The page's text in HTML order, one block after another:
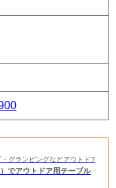
グランピングなどアウトドアの総
でアウトドア用テーブル